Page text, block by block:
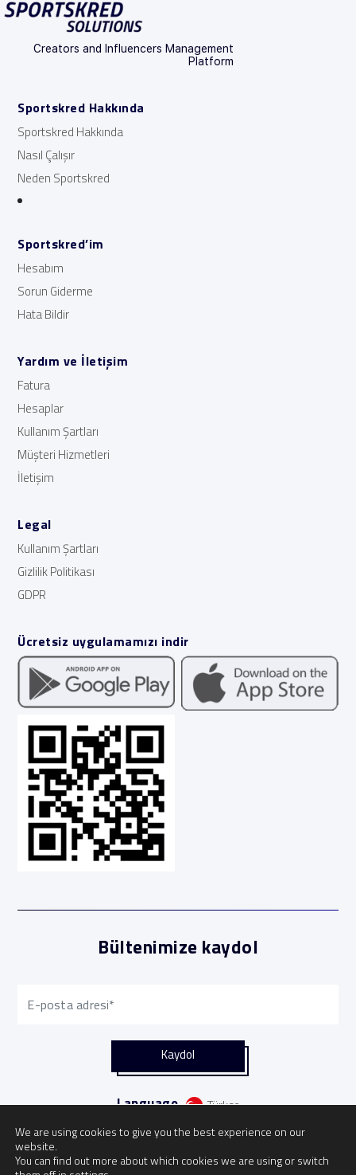
Creators and Influencers Management
Platform
Sportskred Hakkında
Sportskred Hakkında
Nasıl Çalışır
Neden Sportskred
Sportskred’im
Hesabım
Sorun Giderme
Hata Bildir
Yardım ve İletişim
Fatura
Hesaplar
Kullanım Şartları
Müşteri Hizmetleri
İletişim
Legal
Kullanım Şartları
Gizlilik Politikası
GDPR
Ücretsiz uygulamamızı indir
Bültenimize kaydol
Language Türkçe
We are using cookies to give you the best experience on our
website.
You can find out more about which cookies we are using or switch